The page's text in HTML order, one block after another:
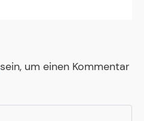
sein, um einen Kommentar